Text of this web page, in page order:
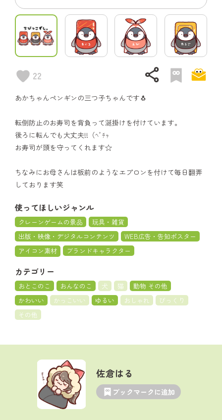
22 share
あかちゃんペンギンの三つ子ちゃんです🐧
転倒防止のお寿司を背負って涎掛けを付けています。
後ろに転んでも大丈夫!!（ﾍﾞﾁｬ
お寿司が頭を守ってくれます☆
ちなみにお母さんは板前のようなエプロンを付けて毎日翻弄
しております笑
使ってほしいジャンル
クレーンゲームの景品
玩具・雑貨
出版・映像・デジタルコンテンツ
WEB広告・告知ポスター
アイコン素材
ブランドキャラクター
カテゴリー
おとこのこ おんなのこ 犬 猫
動物 その他
かわいい
かっこいい ゆるい おしゃれ
びっくり
その他
佐倉はる
ブックマークに追加